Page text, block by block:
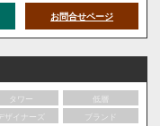
お問合せページ
タワー
低層
デザイナーズ
ブランド